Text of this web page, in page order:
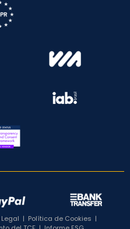
| Política de Cookies |